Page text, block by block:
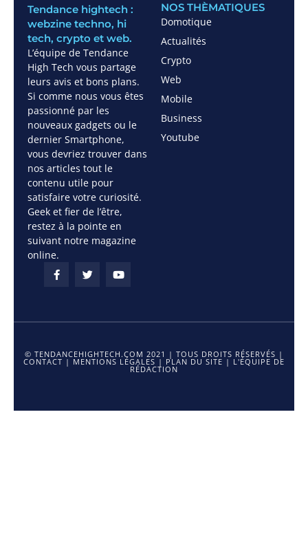
Tendance hightech :
webzine techno, hi
tech, crypto et web.
L’équipe de Tendance
High Tech vous partage
leurs avis et bons plans.
Si comme nous vous êtes
passionné par les
nouveaux gadgets ou le
dernier Smartphone,
vous devriez trouver dans
nos articles tout le
contenu utile pour
satisfaire votre curiosité.
Geek et fier de l’être,
restez à la pointe en
suivant notre magazine
online.
NOS THÈMATIQUES
Domotique
Actualités
Crypto
Web
Mobile
Business
Youtube
© TENDANCEHIGHTECH.COM 2021 | TOUS DROITS RÉSERVÉS |
CONTACT | MENTIONS LÉGALES | PLAN DU SITE | L'ÉQUIPE DE
RÉDACTION